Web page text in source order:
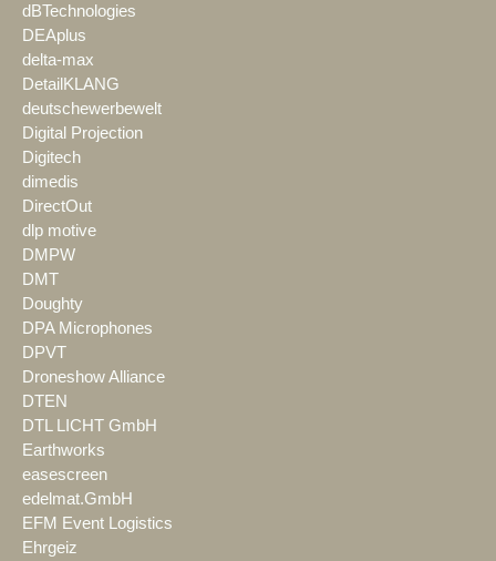
dBTechnologies
DEAplus
delta-max
DetailKLANG
deutschewerbewelt
Digital Projection
Digitech
dimedis
DirectOut
dlp motive
DMPW
DMT
Doughty
DPA Microphones
DPVT
Droneshow Alliance
DTEN
DTL LICHT GmbH
Earthworks
easescreen
edelmat.GmbH
EFM Event Logistics
Ehrgeiz